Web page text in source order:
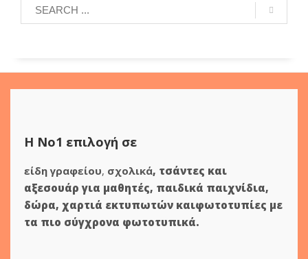
Η Νο1 επιλογή σε
είδη γραφείου, σχολικά, τσάντες και
αξεσουάρ για μαθητές, παιδικά παιχνίδια,
δώρα, χαρτιά εκτυπωτών καιφωτοτυπίες με
τα πιο σύγχρονα φωτοτυπικά.